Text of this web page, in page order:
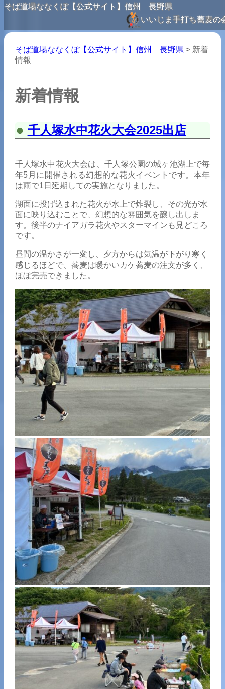
そば道場ななくぼ【公式サイト】信州 長野県
いいじま手打ち蕎麦の
そば道場ななくぼ【公式サイト】信州 長野県 > 新着
情報
新着情報
千人塚水中花火大会2025出店
千人塚水中花火大会は、千人塚公園の城ヶ池湖上で毎
年5月に開催される幻想的な花火イベントです。本年
は雨で1日延期しての実施となりました。
湖面に投げ込まれた花火が水上で炸裂し、その光が水
面に映り込むことで、幻想的な雰囲気を醸し出しま
す。後半のナイアガラ花火やスターマインも見どころ
です。
昼間の温かさが一変し、夕方からは気温が下がり寒く
感じるほどで、蕎麦は暖かいカケ蕎麦の注文が多く、
ほぼ完売できました。